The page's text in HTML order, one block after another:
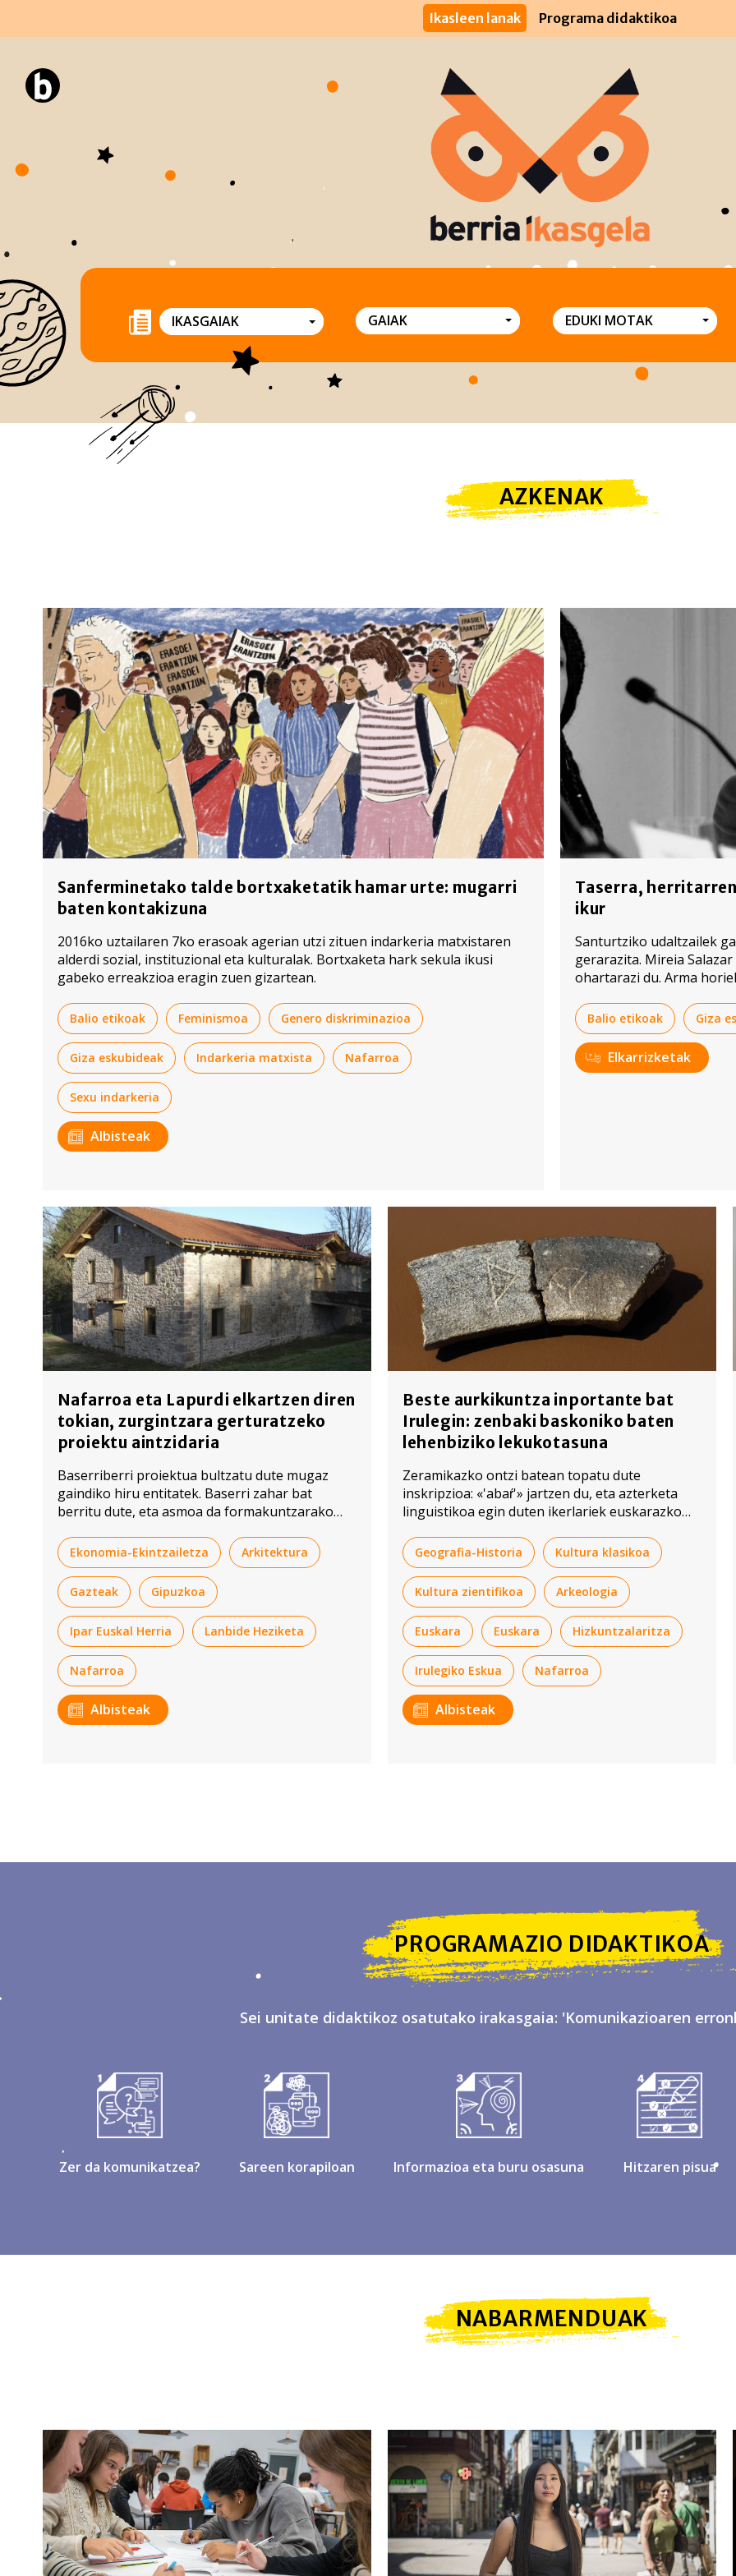
Ikasleen lanak Programa didaktikoa
IKASGAIAK GAIAK EDUKI MOTAK
AZKENAK
Sanferminetako talde bortxaketatik hamar urte: mugarri
baten kontakizuna
2016ko uztailaren 7ko erasoak agerian utzi zituen indarkeria matxistaren
alderdi sozial, instituzional eta kulturalak. Bortxaketa hark sekula ikusi
gabeko erreakzioa eragin zuen gizartean.
Balio etikoak Feminismoa Genero diskriminazioa
Giza eskubideak Indarkeria matxista Nafarroa
Sexu indarkeria
Albisteak
Taserra,
ikur
Santurtziko udaltzailek
gerarazita. Mireia
ohartarazi du. Arma
Balio etikoak Giza
Elkarrizketak
Nafarroa eta Lapurdi elkartzen diren
tokian, zurgintzara gerturatzeko
proiektu aintzidaria
Baserriberri proiektua bultzatu dute mugaz
gaindiko hiru entitatek. Baserri zahar bat
berritu dute, eta asmoa da formakuntzarako
Ekonomia-Ekintzailetza Arkitektura
Gazteak Gipuzkoa
Ipar Euskal Herria Lanbide Heziketa
Nafarroa
Albisteak
Beste aurkikuntza inportante bat
Irulegin: zenbaki baskoniko baten
lehenbiziko lekukotasuna
Zeramikazko ontzi batean topatu dute
inskripzioa: «'abaŕ'» jartzen du, eta azterketa
linguistikoa egin duten ikerlariek euskarazko
Geografia-Historia Kultura klasikoa
Kultura zientifikoa Arkeologia
Euskara Euskara Hizkuntzalaritza
Irulegiko Eskua Nafarroa
Albisteak
PROGRAMAZIO DIDAKTIKOA
Sei unitate didaktikoz osatutako irakasgaia: 'Komunikazioaren
Zer da komunikatzea? Sareen korapiloan Informazioa eta buru osasuna Hitzaren pisua
NABARMENDUAK